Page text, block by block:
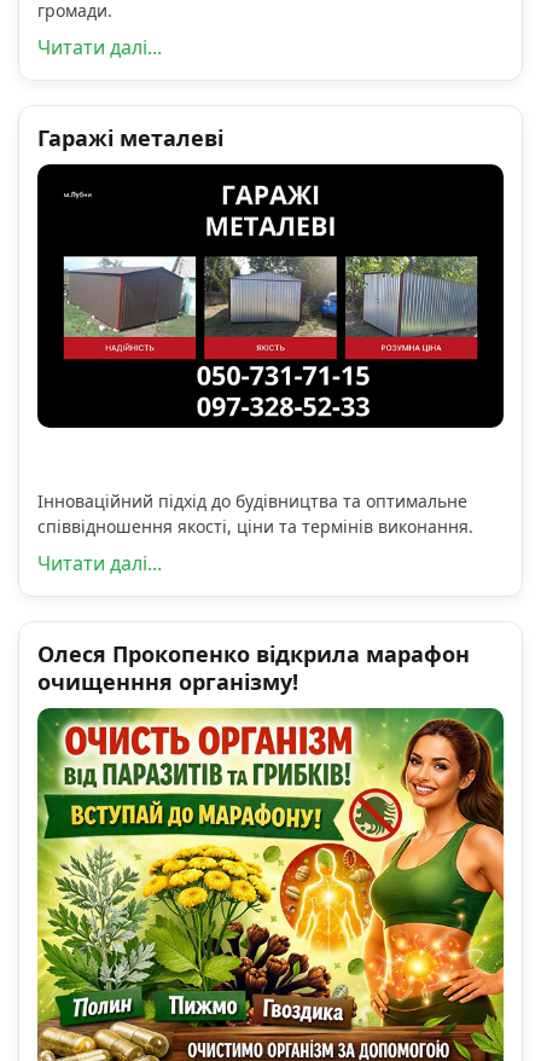
громади.
Читати далі...
Гаражі металеві
Інноваційний підхід до будівництва та оптимальне
співвідношення якості, ціни та термінів виконання.
Читати далі...
Олеся Прокопенко відкрила марафон
очищенння організму!